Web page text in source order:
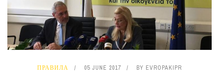
ПРАВИЛА 05 JUNE 2017 BY EVROPAKIPR